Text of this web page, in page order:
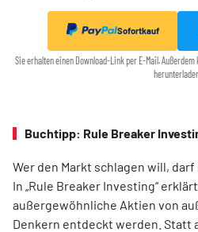
Sofortkauf
Sie erhalten einen Download-Link per E-Mail.
Buchtipp: Rule Breaker
Wer den Markt schlagen will,
In „Rule Breaker Investing“
außergewöhnliche Aktien von
Denkern entdeckt werden. Statt